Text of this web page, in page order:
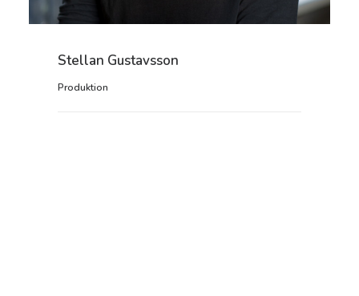
Stellan Gustavsson
Produktion